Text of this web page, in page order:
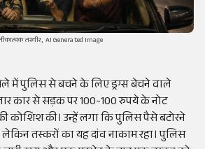
तस्वीर, AI Generated Image
में पुलिस से बचने के लिए ड्रग्स बेचने वाले
कार से सड़क पर 100-100 रुपये के नोट
कोशिश की। उन्हें लगा कि पुलिस पैसे बटोरने
तस्करों का यह दांव नाकाम रहा। पुलिस